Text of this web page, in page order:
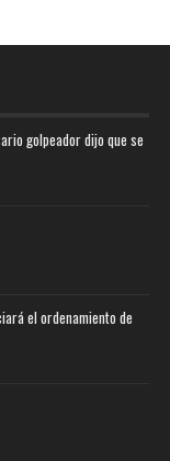
golpeador dijo que se
el ordenamiento de